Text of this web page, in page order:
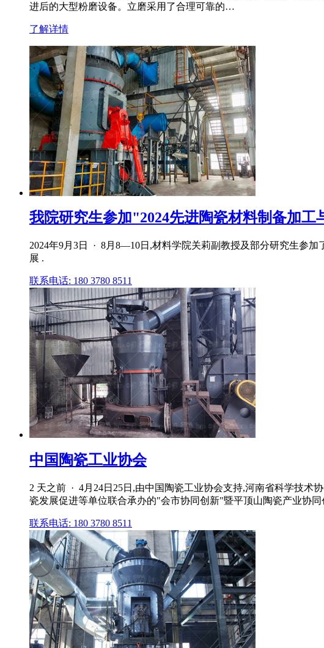
进后的大型粉磨设备。立磨采用了合理可靠的…
了解详情
我院研究生参加"2024先进陶瓷材料制备加工
2024年9月3日 · 8月8—10日,材料学院关莉副教授及部分研究生参
展 .
联系电话: 180 3780 8511
中国陶瓷工业协会
2 天之前 · 4月24日25日,由中国陶瓷工业协会支持,河南省科学技术
瓷发展促进等单位联合承办的"会市协同创新"暨平顶山陶瓷产业协
联系电话: 180 3780 8511